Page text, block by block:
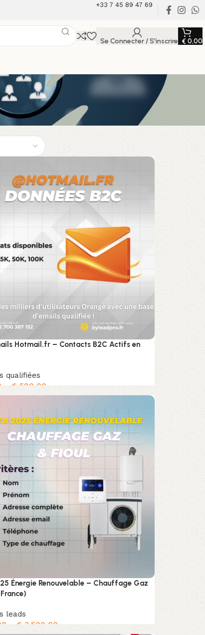
+33 7 45 89 47 69
Se Connecter / S'inscrire € 0,00
Hotmail.fr – Contacts B2C Actifs en
qualifiées
–€580,00
options
Énergie Renouvelable – Chauffage Gaz
leads
–€3.500,00